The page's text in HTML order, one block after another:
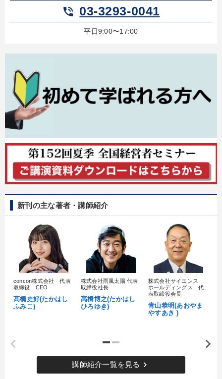
大竹愼一 後継者
※「更新」を押すと「カテゴリー」「目的別」「キーワード」を更新いただけます。
タグから探す refresh 更新する
すべての音声・動画（全2076タイトル）からお探しいただけます
タグ・キーワード
広報・PR 仕組み 金利 繁盛 対談・座談会
インバウンド 株式投資 営業 地方企業の勝ち方
ベンチャー SDGs モチベーション IT・デジタル活用
リーダーシップ 女性経営者 歴史に学ぶ
ビジネスモデル テレビ・ネットで話題 マーケティング
感動講話 企業再建 早分かり 心を磨く 大竹愼一
※「更新」を押すと「タグ・キーワード」を更新いただけます。
phone_in_talk 03-3293-0041
平日9:00〜17:00
新刊の主な著者・講師紹介
concon株式会社 代表
取締役 CEO
髙橋史好(たかはし
ふみこ)
株式会社雨風太陽 代表
取締役社長
高橋博之(たかはし
ひろゆき)
株式会社サイエンス
ホールディングス 代
表取締役会長
青山恭明(あおやま
やすあき )
講師紹介一覧を見る keyboard_arrow_right